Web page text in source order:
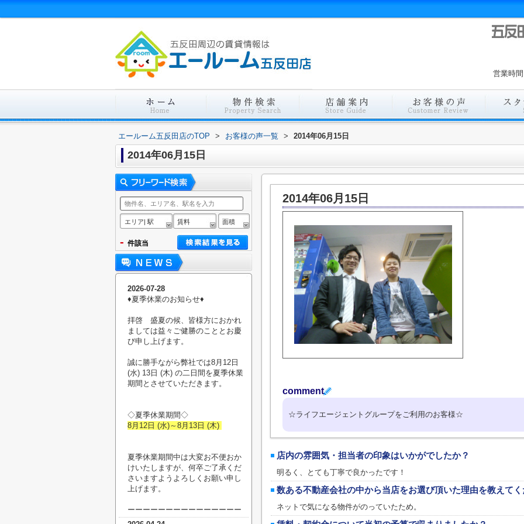
営業時
エールーム五反田店のTOP > お客様の声一覧 > 2014年06月15日
2014年06月15日
2014年06月15日
comment
☆ライフエージェントグループをご利用のお客様☆
店内の雰囲気・担当者の印象はいかがでしたか？
明るく、とても丁寧で良かったです！
数ある不動産会社の中から当店をお選び頂いた理由を教えて
ネットで気になる物件がのっていたため。
エリア| 駅 賃料 面積
- 件該当
2026-07-28
♦︎夏季休業のお知らせ♦︎
拝啓 盛夏の候、皆様方におかれ
ましては益々ご健勝のこととお慶
び申し上げます。
誠に勝手ながら弊社では8月12日
(水) 13日 (木) の二日間を夏季休業
期間とさせていただきます。
◇夏季休業期間◇
8月12日 (水)～8月13日 (木)
夏季休業期間中は大変お不便おか
けいたしますが、何卒ご了承くだ
さいますようよろしくお願い申し
上げます。
ーーーーーーーーーーーーーーー